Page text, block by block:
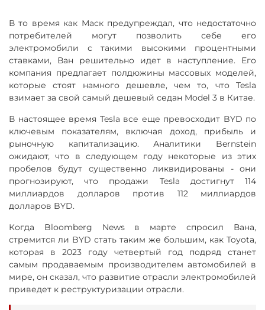
В то время как Маск предупреждал, что недостаточно
потребителей могут позволить себе его
электромобили с такими высокими процентными
ставками, Ван решительно идет в наступление. Его
компания предлагает полдюжины массовых моделей,
которые стоят намного дешевле, чем то, что Tesla
взимает за свой самый дешевый седан Model 3 в Китае.
В настоящее время Tesla все еще превосходит BYD по
ключевым показателям, включая доход, прибыль и
рыночную капитализацию. Аналитики Bernstein
ожидают, что в следующем году некоторые из этих
пробелов будут существенно ликвидированы - они
прогнозируют, что продажи Tesla достигнут 114
миллиардов долларов против 112 миллиардов
долларов BYD.
Когда Bloomberg News в марте спросил Вана,
стремится ли BYD стать таким же большим, как Toyota,
которая в 2023 году четвертый год подряд станет
самым продаваемым производителем автомобилей в
мире, он сказал, что развитие отрасли электромобилей
приведет к реструктуризации отрасли.